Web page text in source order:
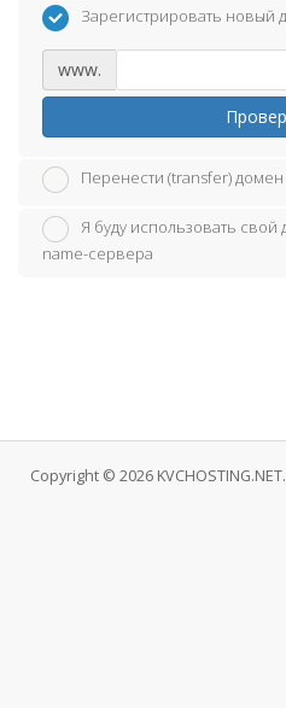
Зарегистрировать новый
www.
Перенести (transfer) домен
Я буду использовать
name-сервера
Copyright © 2026